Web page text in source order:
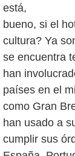
está,
bueno, si el
cultura? Ya
se encuentra
han
países en el
como Gran
han usado a
cumplir sus